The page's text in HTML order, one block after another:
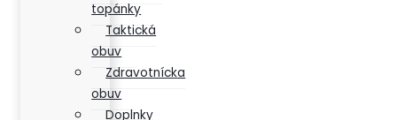
topánky
Taktická
obuv
Zdravotnícka
obuv
Doplnky